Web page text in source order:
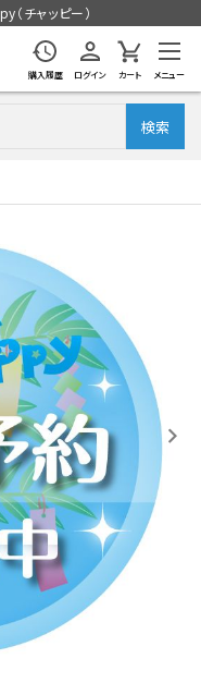
チャッピー）
購入履歴 ログイン カート メニュー
検索
ク